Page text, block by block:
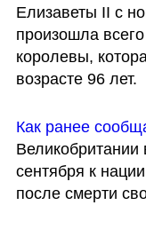
Елизаветы II с
произошла
королевы,
возрасте 96 лет.
Как ранее
сентября к
после смерти